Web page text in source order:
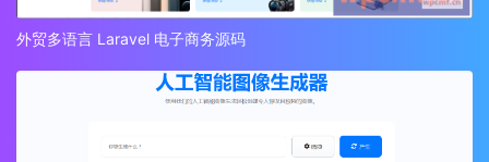
外贸多语言 Laravel 电子商务源码